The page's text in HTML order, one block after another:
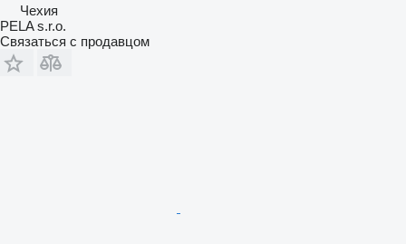
Чехия
PELA s.r.o.
Связаться с продавцом